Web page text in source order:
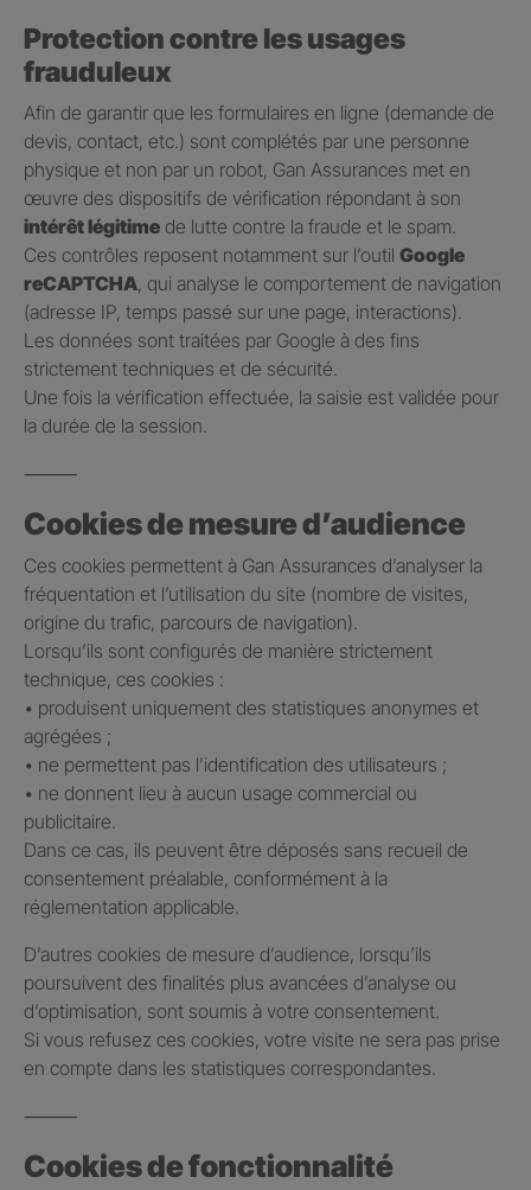
Protection contre les usages
frauduleux
Afin de garantir que les formulaires en ligne (demande de
devis, contact, etc.) sont complétés par une personne
physique et non par un robot, Gan Assurances met en
œuvre des dispositifs de vérification répondant à son
intérêt légitime de lutte contre la fraude et le spam.
Ces contrôles reposent notamment sur l’outil Google
reCAPTCHA, qui analyse le comportement de navigation
(adresse IP, temps passé sur une page, interactions).
Les données sont traitées par Google à des fins
strictement techniques et de sécurité.
Une fois la vérification effectuée, la saisie est validée pour
la durée de la session.
⸻
Cookies de mesure d’audience
Ces cookies permettent à Gan Assurances d’analyser la
fréquentation et l’utilisation du site (nombre de visites,
origine du trafic, parcours de navigation).
Lorsqu’ils sont configurés de manière strictement
technique, ces cookies :
• produisent uniquement des statistiques anonymes et
agrégées ;
• ne permettent pas l’identification des utilisateurs ;
• ne donnent lieu à aucun usage commercial ou
publicitaire.
Dans ce cas, ils peuvent être déposés sans recueil de
consentement préalable, conformément à la
réglementation applicable.
D’autres cookies de mesure d’audience, lorsqu’ils
poursuivent des finalités plus avancées d’analyse ou
d’optimisation, sont soumis à votre consentement.
Si vous refusez ces cookies, votre visite ne sera pas prise
en compte dans les statistiques correspondantes.
⸻
Cookies de fonctionnalité